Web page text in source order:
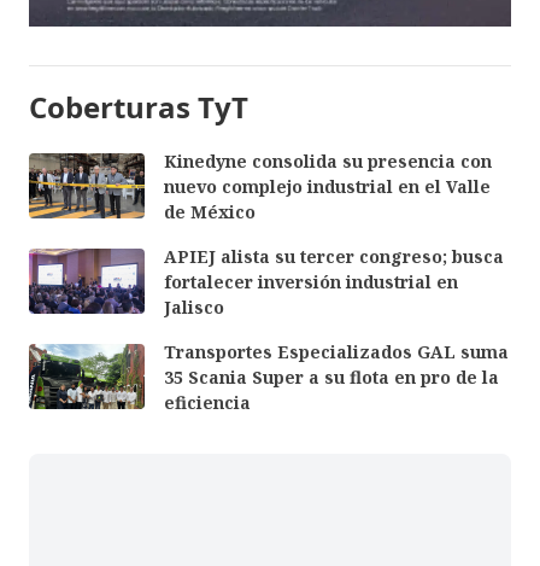
Coberturas TyT
Kinedyne consolida su presencia con
nuevo complejo industrial en el Valle
de México
APIEJ alista su tercer congreso; busca
fortalecer inversión industrial en
Jalisco
Transportes Especializados GAL suma
35 Scania Super a su flota en pro de la
eficiencia